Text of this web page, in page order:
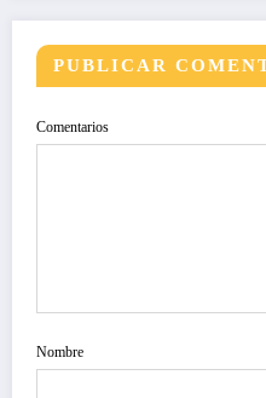
PUBLICAR
Comentarios
Nombre